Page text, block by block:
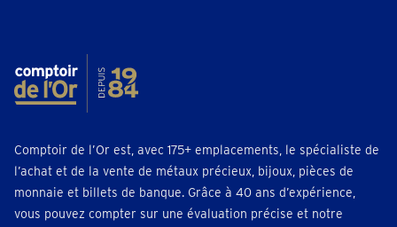
Comptoir de l’Or est, avec 175+ emplacements, le spécialiste de
l’achat et de la vente de métaux précieux, bijoux, pièces de
monnaie et billets de banque. Grâce à 40 ans d’expérience,
vous pouvez compter sur une évaluation précise et notre